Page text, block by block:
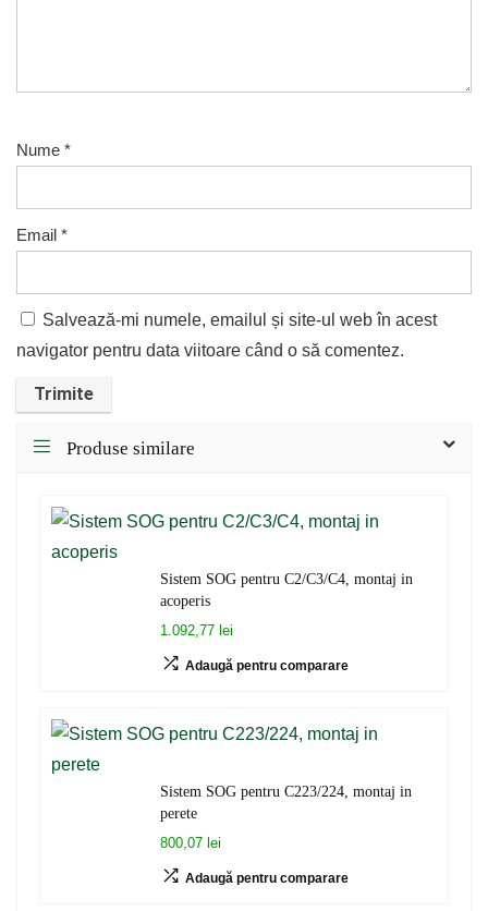
Nume *
Email *
Salvează-mi numele, emailul și site-ul web în acest
navigator pentru data viitoare când o să comentez.
Produse similare
Sistem SOG pentru C2/C3/C4, montaj in
acoperis
1.092,77 lei
Adaugă pentru comparare
Sistem SOG pentru C223/224, montaj in
perete
800,07 lei
Adaugă pentru comparare